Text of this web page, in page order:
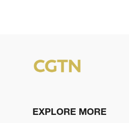
EXPLORE MORE